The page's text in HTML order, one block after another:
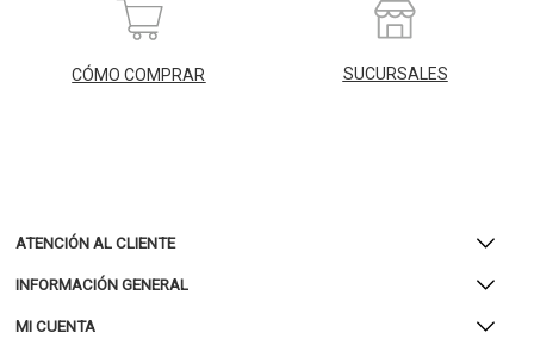
CÓMO COMPRAR SUCURSALES
ATENCIÓN AL CLIENTE
INFORMACIÓN GENERAL
MI CUENTA